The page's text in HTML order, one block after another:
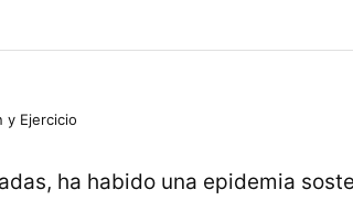
y Ejercicio
ha habido una epidemia